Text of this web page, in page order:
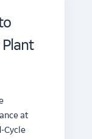
at
Cycle